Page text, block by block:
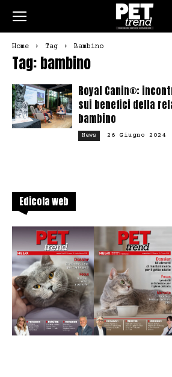
Home Tag Bambino
Tag: bambino
Royal Canin®:
sui benefici della
bambino
News 26 Giugno 2024
Edicola web